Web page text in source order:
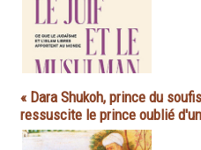
« Dara Shukoh, prince du
ressuscite le prince oublié